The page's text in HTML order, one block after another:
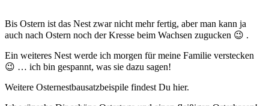
Bis Ostern ist das Nest zwar nicht mehr fertig, aber man kann ja
auch nach Ostern noch der Kresse beim Wachsen zugucken 😉 .
Ein weiteres Nest werde ich morgen für meine Familie verstecken
😉 … ich bin gespannt, was sie dazu sagen!
Weitere Osternestbausatzbeispile findest Du hier.